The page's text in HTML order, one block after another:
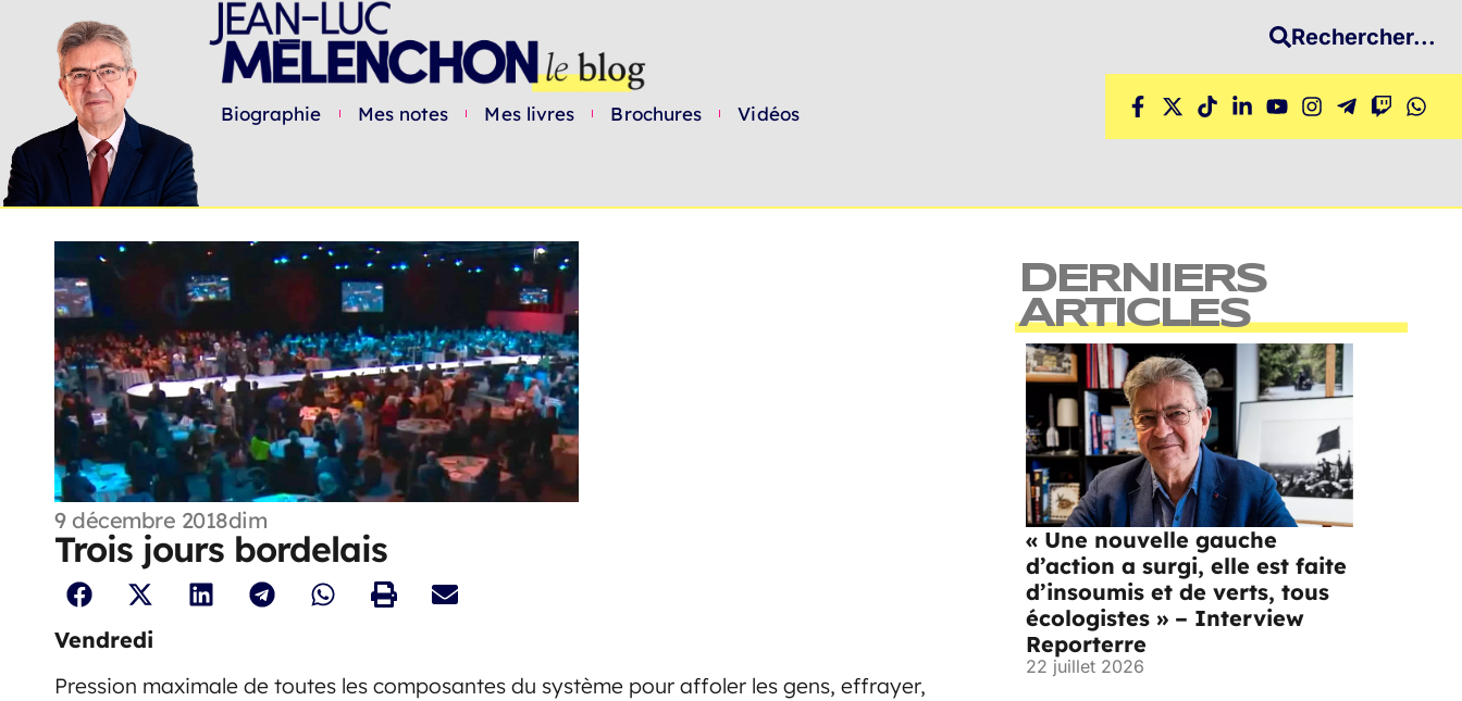
Biographie Mes notes Mes livres Brochures Vidéos
Rechercher...
9 décembre 2018dim
Trois jours bordelais
Vendredi
Pression maximale de toutes les composantes du système pour affoler les gens, effrayer,
DERNIERS
ARTICLES
« Une nouvelle gauche
d’action a surgi, elle est faite
d’insoumis et de verts, tous
écologistes » – Interview
Reporterre
22 juillet 2026